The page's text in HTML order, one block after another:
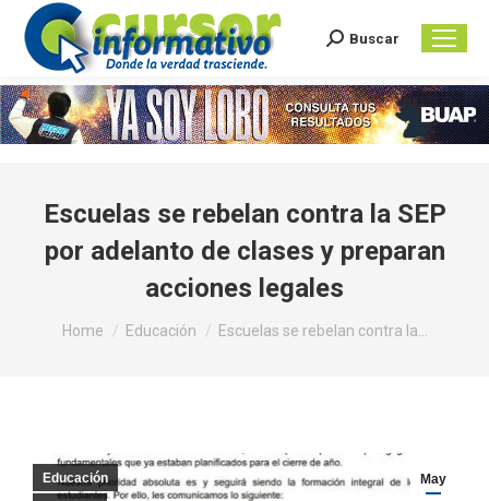
Search:
Buscar
Escuelas se rebelan contra la SEP
por adelanto de clases y preparan
acciones legales
You are here:
Home Educación Escuelas se rebelan contra la…
May
Educación